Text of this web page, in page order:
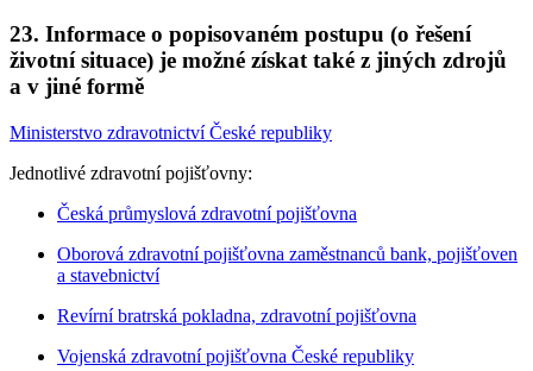
23. Informace o popisovaném postupu (o řešení
životní situace) je možné získat také z jiných zdrojů
a v jiné formě
Ministerstvo zdravotnictví České republiky
Jednotlivé zdravotní pojišťovny:
Česká průmyslová zdravotní pojišťovna
Oborová zdravotní pojišťovna zaměstnanců bank, pojišťoven
a stavebnictví
Revírní bratrská pokladna, zdravotní pojišťovna
Vojenská zdravotní pojišťovna České republiky